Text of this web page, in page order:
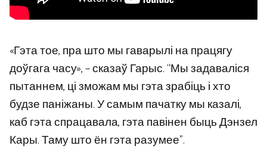
«Гэта тое, пра што мы гаварылі на працягу
доўгага часу», – сказаў Гарыс. “Мы задаваліся
пытаннем, ці зможам мы гэта зрабіць і хто
будзе паніжаны. У самым пачатку мы казалі,
каб гэта спрацавала, гэта павінен быць Дэнзел
Кары. Таму што ён гэта разумее”.